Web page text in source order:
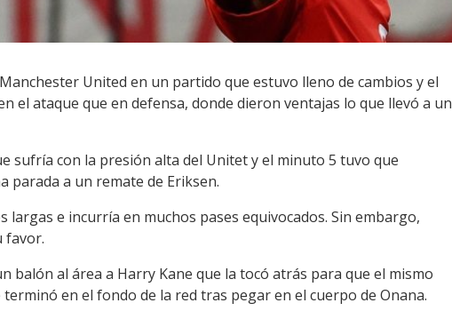
United en un partido que estuvo lleno de cambios y el
el ataque que en defensa, donde dieron ventajas lo que llevó a un
sufría con la presión alta del Unitet y el minuto 5 tuvo que
parada a un remate de Eriksen.
e incurría en muchos pases equivocados. Sin embargo,
favor.
balón al área a Harry Kane que la tocó atrás para que el mismo
en el fondo de la red tras pegar en el cuerpo de Onana.